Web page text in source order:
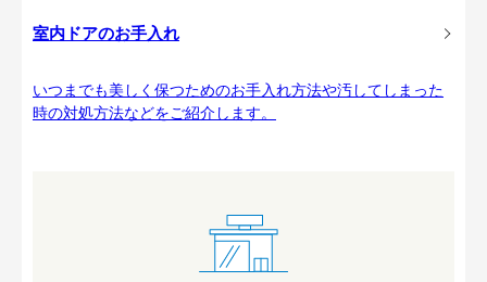
室内ドアのお手入れ
いつまでも美しく保つためのお手入れ方法や汚してしまった
時の対処方法などをご紹介します。